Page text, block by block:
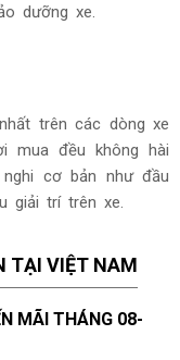
dưỡng xe.
trên các dòng xe
mua đều không hài
cơ bản như đầu
giải trí trên xe.
TẠI VIỆT NAM
MÃI THÁNG 08-